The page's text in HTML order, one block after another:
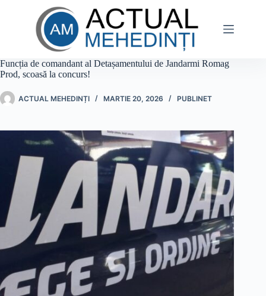
Funcția de comandant al Detașamentului de Jandarmi Romag
Prod, scoasă la concurs!
ACTUAL MEHEDINȚI MARTIE 20, 2026 PUBLINET